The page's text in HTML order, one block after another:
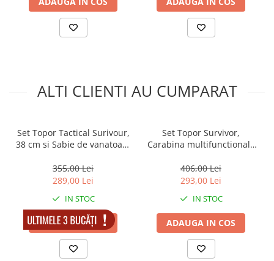
ALTI CLIENTI AU CUMPARAT
Set Topor Tactical Surivour,
38 cm si Sabie de vanatoare
Cutit de aruncat si teaca
incluse
355,00 Lei
289,00 Lei
IN STOC
ADAUGA IN COS
Set Topor Survivor,
Carabina multifunctionala
otel
406,00 Lei
293,00 Lei
IN STOC
ADAUGA IN COS